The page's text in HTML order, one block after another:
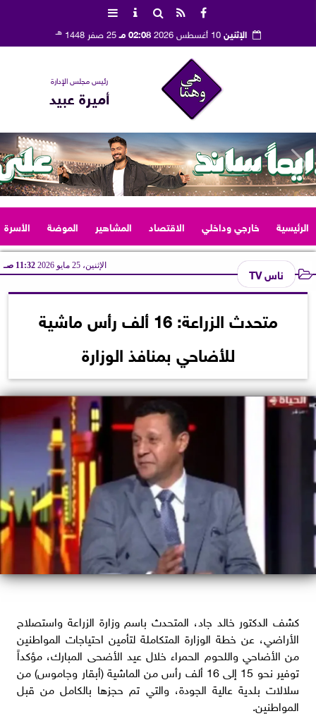
الإثنين10 أغسطس 2026 02:08 مـ 25 صفر 1448 هـ
رئيس مجلس الإدارة
أميرة عبيد
الرئيسية خارجي وداخلي الاقتصاد المشاهير الموضة الأسرة
ناس TV الإثنين، 25 مايو 2026 11:32 صـ
متحدث الزراعة: 16 ألف رأس ماشية
للأضاحي بمنافذ الوزارة
كشف الدكتور خالد جاد، المتحدث باسم وزارة الزراعة واستصلاح
الأراضي، عن خطة الوزارة المتكاملة لتأمين احتياجات المواطنين
من الأضاحي واللحوم الحمراء خلال عيد الأضحى المبارك، مؤكداً
توفير نحو 15 إلى 16 ألف رأس من الماشية (أبقار وجاموس) من
سلالات بلدية عالية الجودة، والتي تم حجزها بالكامل من قبل
المواطنين.